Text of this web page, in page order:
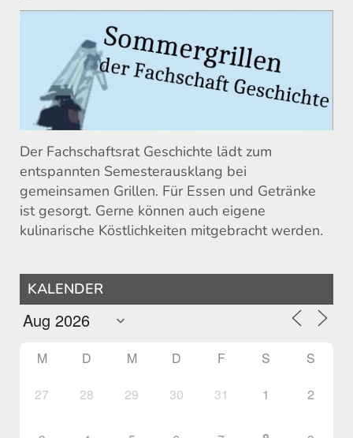
Der Fachschaftsrat Geschichte lädt zum
entspannten Semesterausklang bei
gemeinsamen Grillen. Für Essen und Getränke
ist gesorgt. Gerne können auch eigene
kulinarische Köstlichkeiten mitgebracht werden.
KALENDER
M D M D F S S
27 28 29 30 31 1 2